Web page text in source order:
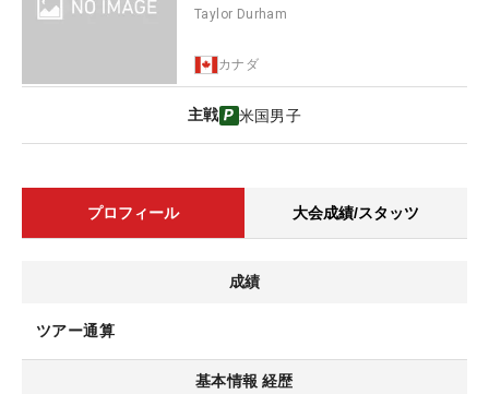
Taylor Durham
カナダ
主戦 米国男子
プロフィール 大会成績/スタッツ
成績
ツアー通算
基本情報 経歴